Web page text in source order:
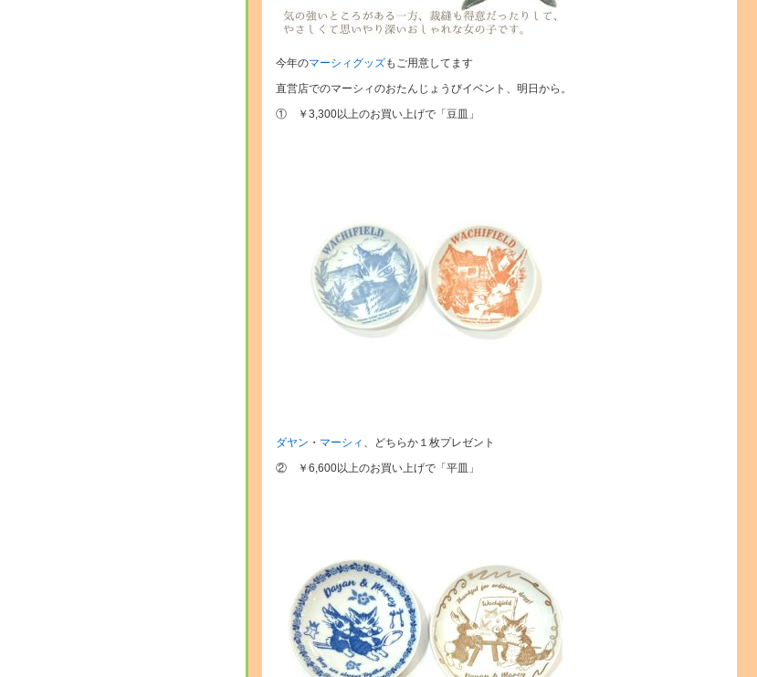
今年のマーシィグッズもご用意してます
直営店でのマーシィのおたんじょうびイベント、明日から。
① ￥3,300以上のお買い上げで「豆皿」
ダヤン ・ マーシィ 、どちらか１枚プレゼント
② ￥6,600以上のお買い上げで「平皿」